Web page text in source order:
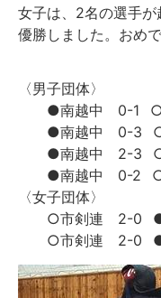
女子は、2名の選手
優勝しました。おめで
〈男子団体〉
●南越中 0-1 ○
●南越中 0-3 ○
●南越中 2-3 ○
●南越中 0-2 ○
〈女子団体〉
○市剣連 2-0 ●
○市剣連 2-0 ●